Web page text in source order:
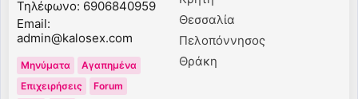
Τηλέφωνο: 6906840959
Email:
admin@kalosex.com
Μηνύματα
Αγαπημένα
Επιχειρήσεις
Forum
Θεσσαλία
Πελοπόννησος
Θράκη